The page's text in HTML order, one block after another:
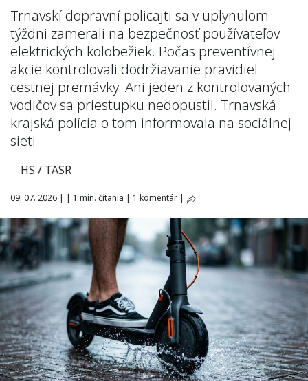
Trnavskí dopravní policajti sa v uplynulom
týždni zamerali na bezpečnosť používateľov
elektrických kolobežiek. Počas preventívnej
akcie kontrolovali dodržiavanie pravidiel
cestnej premávky. Ani jeden z kontrolovaných
vodičov sa priestupku nedopustil. Trnavská
krajská polícia o tom informovala na sociálnej
sieti
HS / TASR
09. 07. 2026 | | 1 min. čítania | 1 komentár |